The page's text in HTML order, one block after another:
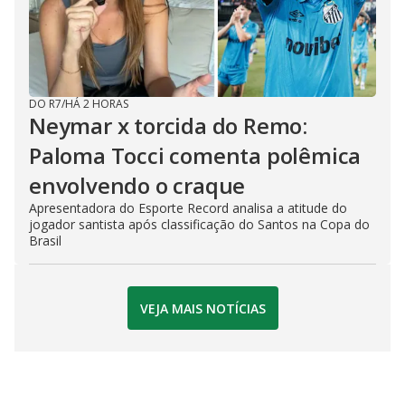
DO R7/HÁ 2 HORAS
Neymar x torcida do Remo:
Paloma Tocci comenta polêmica
envolvendo o craque
Apresentadora do Esporte Record analisa a atitude do
jogador santista após classificação do Santos na Copa do
Brasil
VEJA MAIS NOTÍCIAS